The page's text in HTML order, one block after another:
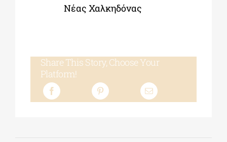
Νέας Χαλκηδόνας
Share This Story, Choose Your
Platform!